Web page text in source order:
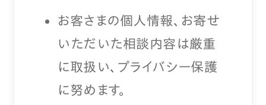
お客さまの個人情報、お寄せ
いただいた相談内容は厳重
に取扱い、プライバシー保護
に努めます。